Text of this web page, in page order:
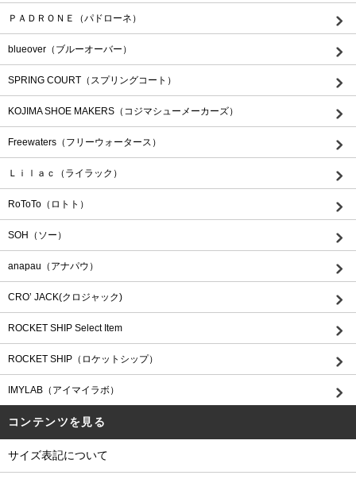
ＰＡＤＲＯＮＥ（パドローネ）
blueover（ブルーオーバー）
SPRING COURT（スプリングコート）
KOJIMA SHOE MAKERS（コジマシューメーカーズ）
Freewaters（フリーウォータース）
Ｌｉｌａｃ（ライラック）
RoToTo（ロトト）
SOH（ソー）
anapau（アナパウ）
CRO’ JACK(クロジャック)
ROCKET SHIP Select Item
ROCKET SHIP（ロケットシップ）
IMYLAB（アイマイラボ）
コンテンツを見る
サイズ表記について